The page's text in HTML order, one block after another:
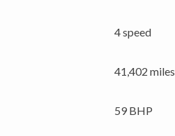
4 speed
41,402 miles
59 BHP